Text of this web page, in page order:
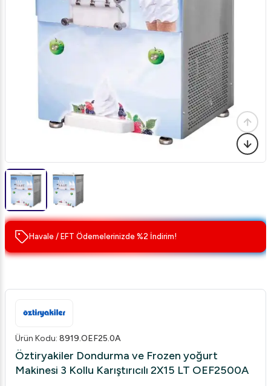
Havale / EFT Ödemelerinizde %2 İndirim!
Ürün Kodu: 8919.OEF25.0A
Öztiryakiler Dondurma ve Frozen yoğurt
Makinesi 3 Kollu Karıştırıcılı 2X15 LT OEF2500A